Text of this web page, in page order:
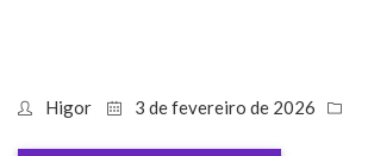
Higor 3 de fevereiro de 2026